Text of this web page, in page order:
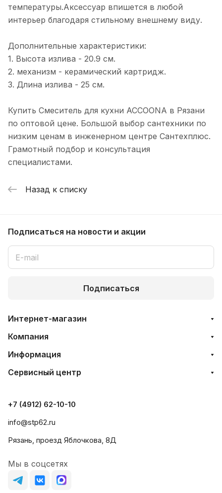
температуры.Аксессуар впишется в любой
интерьер благодаря стильному внешнему виду.
Дополнительные характеристики:
1. Высота излива - 20.9 см.
2. механизм - керамический картридж.
3. Длина излива - 25 см.
Купить Смеситель для кухни ACCOONA в Рязани
по оптовой цене. Большой выбор сантехники по
низким ценам в инженерном центре Сантехплюс.
Грамотный подбор и консультация
специалистами.
Назад к списку
Подписаться на новости и акции
Подписаться
Интернет-магазин
Компания
Информация
Сервисный центр
+7 (4912) 62-10-10
info@stp62.ru
Рязань, проезд Яблочкова, 8Д
Мы в соцсетях